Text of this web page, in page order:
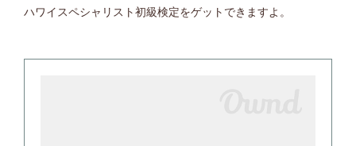
ハワイスペシャリスト初級検定をゲットできますよ。